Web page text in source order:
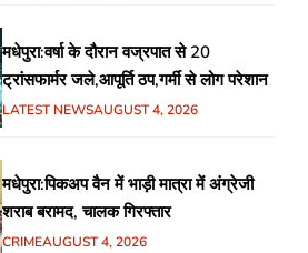
मधेपुरा:वर्षा के दौरान वज्रपात से 20
ट्रांसफार्मर जले,आपूर्ति ठप,गर्मी से लोग परेशान
LATEST NEWSAUGUST 4, 2026
मधेपुरा:पिकअप वैन में भाड़ी मात्रा में अंग्रेजी
शराब बरामद, चालक गिरफ्तार
CRIMEAUGUST 4, 2026